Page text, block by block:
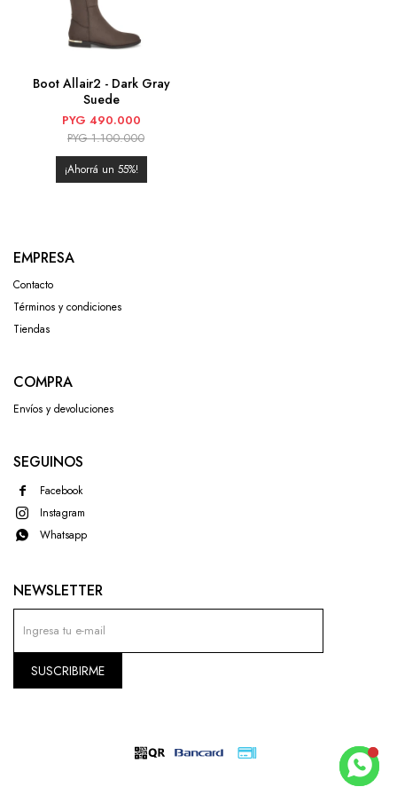
Boot Allair2 - Dark Gray
Suede
PYG 490.000
PYG 1.100.000
55
EMPRESA
Contacto
Términos y condiciones
Tiendas
COMPRA
Envíos y devoluciones
SEGUINOS
Facebook
Instagram
Whatsapp
NEWSLETTER
SUSCRIBIRME